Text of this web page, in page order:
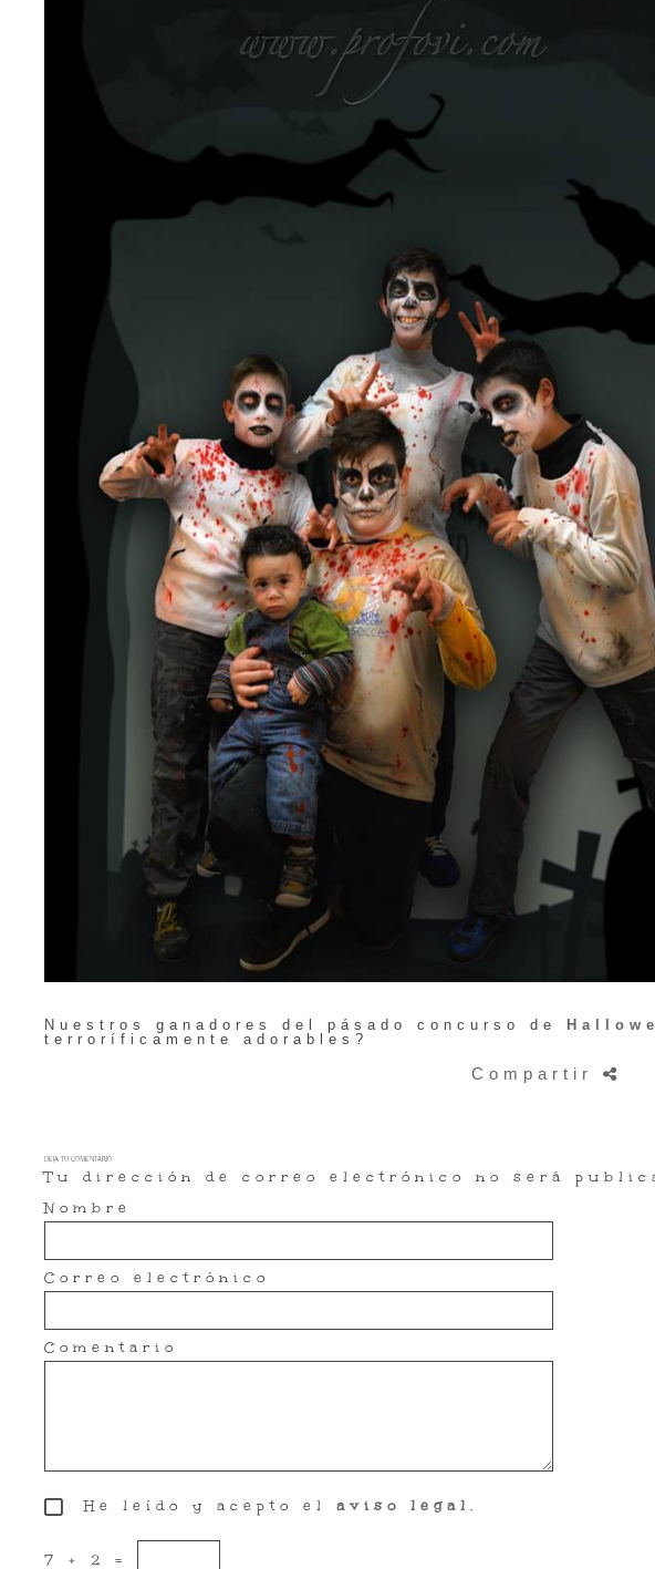
Nuestros ganadores del pásado concurso de
terroríficamente adorables?
Compartir
DEJA TU COMENTARIO
Tu dirección de correo electrónico no será
Nombre
Correo electrónico
Comentario
He leído y acepto el aviso legal .
7 + 2 =